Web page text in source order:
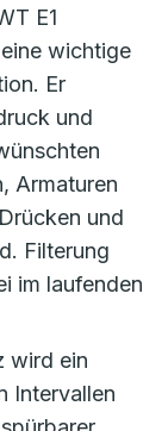
E1
wichtige
Er
und
Armaturen
und
Filterung
im laufenden
wird ein
Intervallen